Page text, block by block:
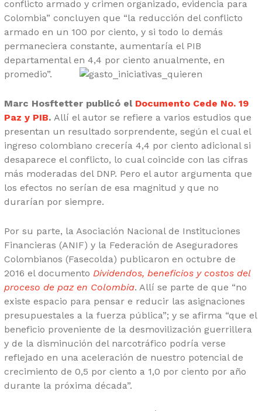
conflicto armado y crimen organizado, evidencia para
Colombia” concluyen que “la reducción del conflicto
armado en un 100 por ciento, y si todo lo demás
permaneciera constante, aumentaría el PIB
departamental en 4,4 por ciento anualmente, en
promedio”.
Marc Hosftetter publicó el Documento Cede No. 19
Paz y PIB. Allí el autor se refiere a varios estudios que
presentan un resultado sorprendente, según el cual el
ingreso colombiano crecería 4,4 por ciento adicional si
desaparece el conflicto, lo cual coincide con las cifras
más moderadas del DNP. Pero el autor argumenta que
los efectos no serían de esa magnitud y que no
durarían por siempre.
Por su parte, la Asociación Nacional de Instituciones
Financieras (ANIF) y la Federación de Aseguradores
Colombianos (Fasecolda) publicaron en octubre de
2016 el documento Dividendos, beneficios y costos del
proceso de paz en Colombia. Allí se parte de que “no
existe espacio para pensar e reducir las asignaciones
presupuestales a la fuerza pública”; y se afirma “que el
beneficio proveniente de la desmovilización guerrillera
y de la disminución del narcotráfico podría verse
reflejado en una aceleración de nuestro potencial de
crecimiento de 0,5 por ciento a 1,0 por ciento por año
durante la próxima década”.